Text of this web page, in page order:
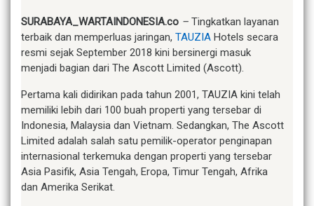
SURABAYA_WARTAINDONESIA.co – Tingkatkan layanan
terbaik dan memperluas jaringan, TAUZIA Hotels secara
resmi sejak September 2018 kini bersinergi masuk
menjadi bagian dari The Ascott Limited (Ascott).
Pertama kali didirikan pada tahun 2001, TAUZIA kini telah
memiliki lebih dari 100 buah properti yang tersebar di
Indonesia, Malaysia dan Vietnam. Sedangkan, The Ascott
Limited adalah salah satu pemilik-operator penginapan
internasional terkemuka dengan properti yang tersebar
Asia Pasifik, Asia Tengah, Eropa, Timur Tengah, Afrika
dan Amerika Serikat.